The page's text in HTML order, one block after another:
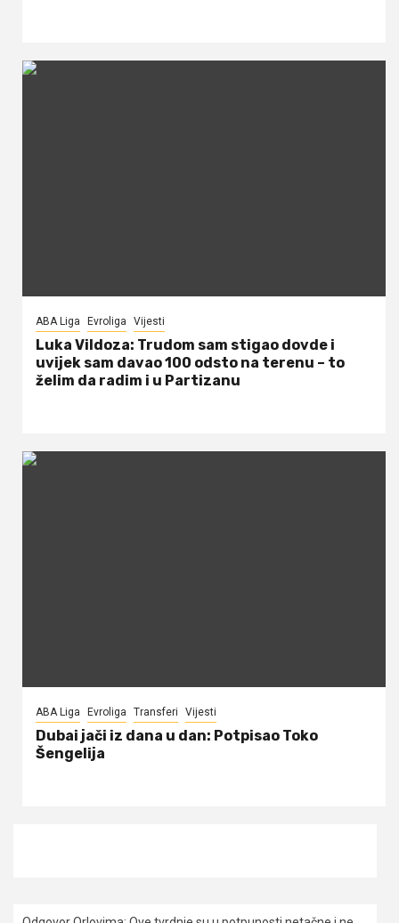
ABA Liga Evroliga Vijesti
Luka Vildoza: Trudom sam stigao dovde i
uvijek sam davao 100 odsto na terenu – to
želim da radim i u Partizanu
ABA Liga Evroliga Transferi Vijesti
Dubai jači iz dana u dan: Potpisao Toko
Šengelija